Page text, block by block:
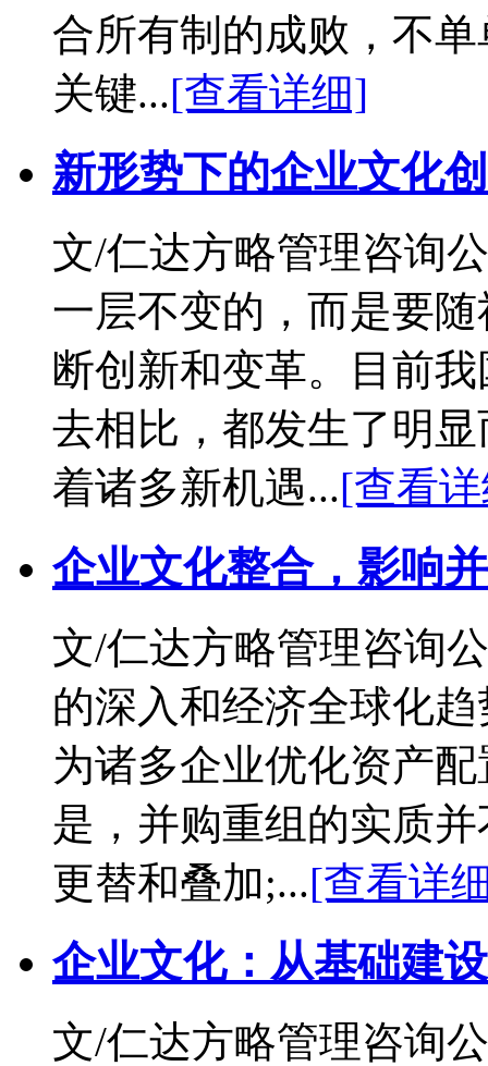
合所有制的成败，不
关键...[查看详细]
新形势下的企业文化
文/仁达方略管理咨询
一层不变的，而是要
断创新和变革。目前
去相比，都发生了明
着诸多新机遇...[查看
企业文化整合，影响
文/仁达方略管理咨询
的深入和经济全球化
为诸多企业优化资产
是，并购重组的实质
更替和叠加;...[查看详
企业文化：从基础建
文/仁达方略管理咨询